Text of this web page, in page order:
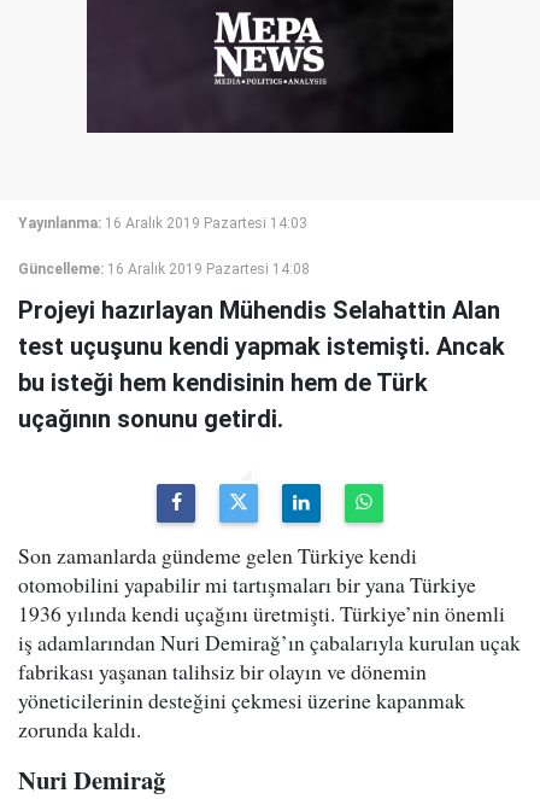
Yayınlanma: 16 Aralık 2019 Pazartesi 14:03
Güncelleme: 16 Aralık 2019 Pazartesi 14:08
Projeyi hazırlayan Mühendis Selahattin Alan
test uçuşunu kendi yapmak istemişti. Ancak
bu isteği hem kendisinin hem de Türk
uçağının sonunu getirdi.
Son zamanlarda gündeme gelen Türkiye kendi
otomobilini yapabilir mi tartışmaları bir yana Türkiye
1936 yılında kendi uçağını üretmişti. Türkiye’nin önemli
iş adamlarından Nuri Demirağ’ın çabalarıyla kurulan uçak
fabrikası yaşanan talihsiz bir olayın ve dönemin
yöneticilerinin desteğini çekmesi üzerine kapanmak
zorunda kaldı.
Nuri Demirağ